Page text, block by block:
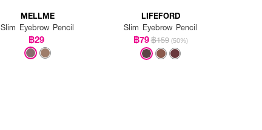
MELLME
Slim Eyebrow Pencil
฿29
LIFEFORD
Slim Eyebrow Pencil
฿79฿159 (50%)